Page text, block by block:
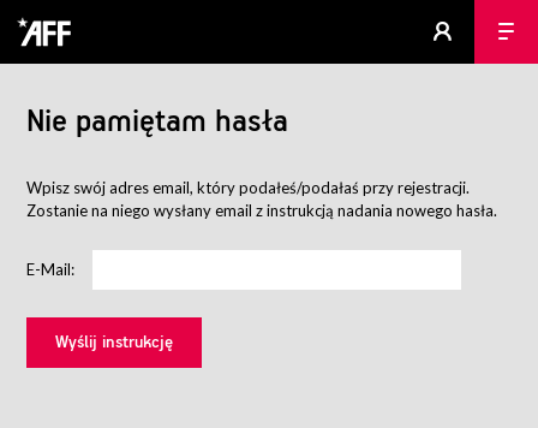
Nie pamiętam hasła
Wpisz swój adres email, który podałeś/podałaś przy rejestracji.
Zostanie na niego wysłany email z instrukcją nadania nowego hasła.
E-Mail: